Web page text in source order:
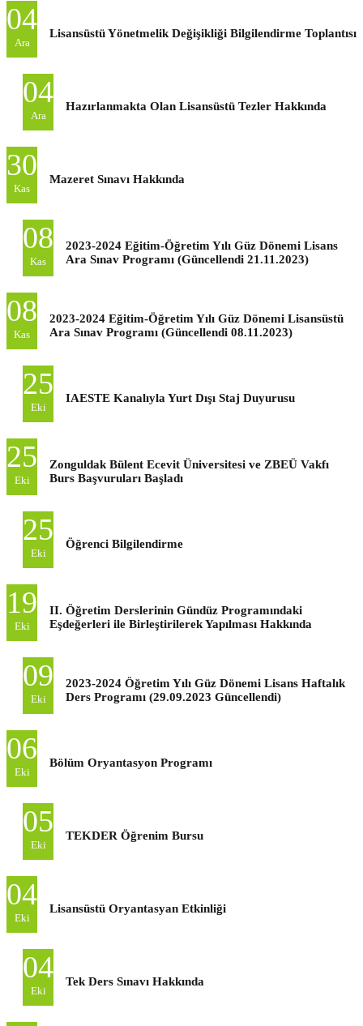
04
Ara
Lisansüstü Yönetmelik Değişikliği Bilgilendirme Toplantısı
04
Ara
Hazırlanmakta Olan Lisansüstü Tezler Hakkında
30
Kas
Mazeret Sınavı Hakkında
08
Kas
2023-2024 Eğitim-Öğretim Yılı Güz Dönemi Lisans
Ara Sınav Programı (Güncellendi 21.11.2023)
08
Kas
2023-2024 Eğitim-Öğretim Yılı Güz Dönemi Lisansüstü
Ara Sınav Programı (Güncellendi 08.11.2023)
25
Eki
IAESTE Kanalıyla Yurt Dışı Staj Duyurusu
25
Eki
Zonguldak Bülent Ecevit Üniversitesi ve ZBEÜ Vakfı
Burs Başvuruları Başladı
25
Eki
Öğrenci Bilgilendirme
19
Eki
II. Öğretim Derslerinin Gündüz Programındaki
Eşdeğerleri ile Birleştirilerek Yapılması Hakkında
09
Eki
2023-2024 Öğretim Yılı Güz Dönemi Lisans Haftalık
Ders Programı (29.09.2023 Güncellendi)
06
Eki
Bölüm Oryantasyon Programı
05
Eki
TEKDER Öğrenim Bursu
04
Eki
Lisansüstü Oryantasyan Etkinliği
04
Eki
Tek Ders Sınavı Hakkında